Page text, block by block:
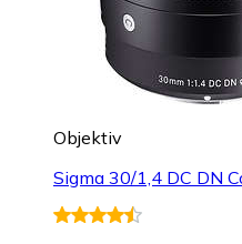
Objektiv
Sigma 30/1,4 DC DN